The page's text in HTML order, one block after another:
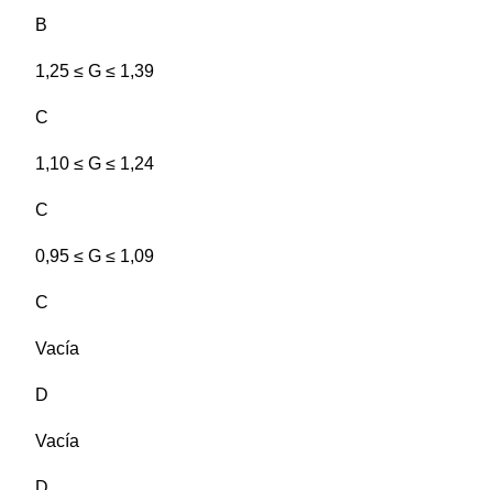
B
1,25 ≤ G ≤ 1,39
C
1,10 ≤ G ≤ 1,24
C
0,95 ≤ G ≤ 1,09
C
Vacía
D
Vacía